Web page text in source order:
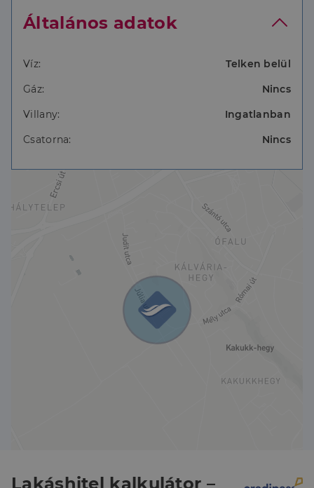
A telek sík, gyümülcsfás.
Minimális zöldterületi hányad: 50%
Maximális homlokzatmagasság: 4,5 m
További információkért,vagy megtekintéssel
kapcsolatban hívjon bizalommal.
Általános adatok
Víz:
Telken belül
Gáz:
Nincs
Villany:
Ingatlanban
Csatorna:
Nincs
Lakáshitel kalkulátor –